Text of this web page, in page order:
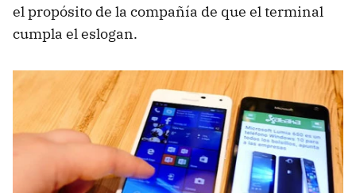
el propósito de la compañía de que el terminal
cumpla el eslogan.